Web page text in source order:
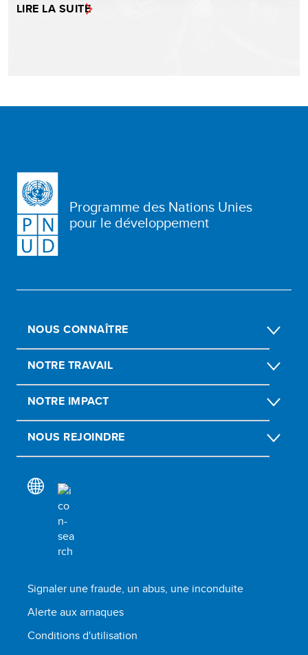
LIRE LA SUITE
Programme des Nations Unies
pour le développement
NOUS CONNAÎTRE
NOTRE TRAVAIL
NOTRE IMPACT
NOUS REJOINDRE
Signaler une fraude, un abus, une inconduite
Alerte aux arnaques
Conditions d'utilisation